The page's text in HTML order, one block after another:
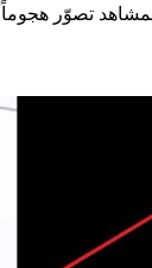
تصوّر هجوماً